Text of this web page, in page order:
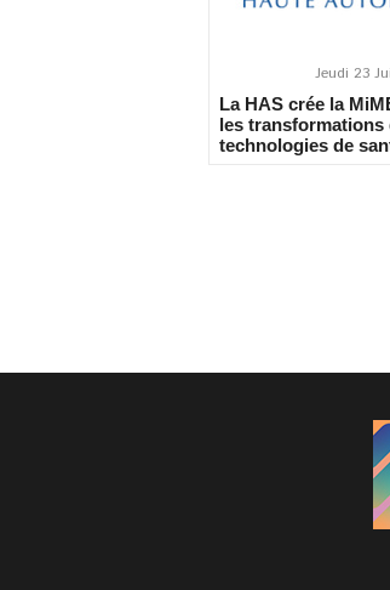
Jeudi 23
La HAS crée la
les transformations
technologies de